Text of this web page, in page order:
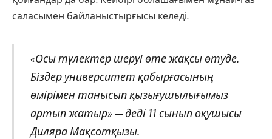
саласымен байланыстырғысы келеді.
«Осы түлектер шеруі өте жақсы өтуде.
Біздер университет қабырғасының
өмірімен танысып қызығушылығымыз
артып жатыр» — деді 11 сынып оқушысы
Диляра Мақсотқызы.